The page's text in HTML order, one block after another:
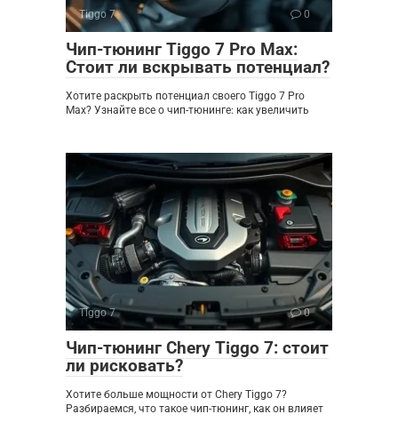
Tiggo 7 0
Чип-тюнинг Tiggo 7 Pro Max:
Стоит ли вскрывать потенциал?
Хотите раскрыть потенциал своего Tiggo 7 Pro
Max? Узнайте все о чип-тюнинге: как увеличить
Tiggo 7 0
Чип-тюнинг Chery Tiggo 7: стоит
ли рисковать?
Хотите больше мощности от Chery Tiggo 7?
Разбираемся, что такое чип-тюнинг, как он влияет